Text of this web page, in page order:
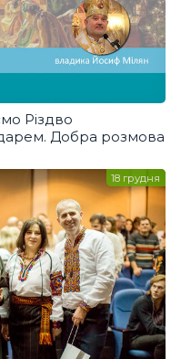
Різдво
Добра розмова
18 грудня